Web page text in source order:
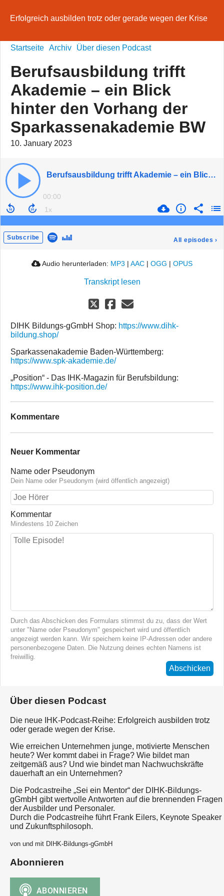
Erfolgreich ausbilden trotz oder gerade wegen der Krise
Startseite Archiv Über diesen Podcast
Berufsausbildung trifft
Akademie – ein Blick
hinter den Vorhang der
Sparkassenakademie BW
10. January 2023
Berufsausbildung trifft Akademie – ein Blick hinter den Vorhang der Sparkassenakademie BW
00:00
Subscribe All episodes ›
Audio herunterladen: MP3 | AAC | OGG | OPUS
Transkript lesen
DIHK Bildungs-gGmbH Shop: https://www.dihk-
bildung.shop/
Sparkassenakademie Baden-Württemberg:
https://www.spk-akademie.de/
„Position“ - Das IHK-Magazin für Berufsbildung:
https://www.ihk-position.de/
Kommentare
Neuer Kommentar
Name oder Pseudonym
Dein Name oder Pseudonym (wird öffentlich angezeigt)
Kommentar
Mindestens 10 Zeichen
Durch das Abschicken des Formulars stimmst du zu, dass der Wert
unter "Name oder Pseudonym" gespeichert wird und öffentlich
angezeigt werden kann. Wir speichern keine IP-Adressen oder andere
personenbezogene Daten. Die Nutzung deines echten Namens ist
freiwillig.
Abschicken
Über diesen Podcast
Die neue IHK-Podcast-Reihe: Erfolgreich ausbilden trotz
oder gerade wegen der Krise.
Wie erreichen Unternehmen junge, motivierte Menschen
heute? Wer kommt dabei in Frage? Wie bildet man
zeitgemäß aus? Und wie bindet man Nachwuchskräfte
dauerhaft an ein Unternehmen?
Die Podcastreihe „Sei ein Mentor“ der DIHK-Bildungs-
gGmbH gibt wertvolle Antworten auf die brennenden Fragen
der Ausbilder und Personaler.
Durch die Podcastreihe führt Frank Eilers, Keynote Speaker
und Zukunftsphilosoph.
von und mit DIHK-Bildungs-gGmbH
Abonnieren